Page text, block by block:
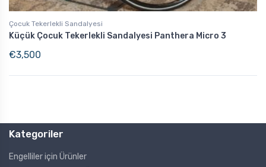
Çocuk Tekerlekli Sandalyesi
Küçük Çocuk Tekerlekli Sandalyesi Panthera Micro 3
€3,500
Kategoriler
Engelliler için Ürünler